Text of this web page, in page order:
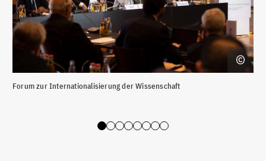
Forum zur Internationalisierung der Wissenschaft
Slide 0
Slide 1
Slide 2
Slide 3
Slide 4
Slide 5
Slide 6
Slide 7